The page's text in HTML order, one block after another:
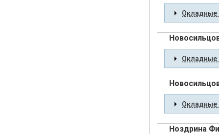
Окладные
Окладные
Окладные
Ноздрина